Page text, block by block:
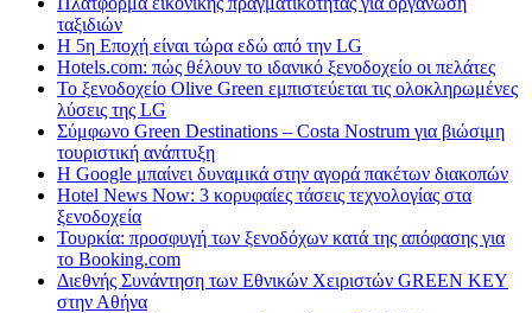
ταξιδιών
Η 5η Εποχή είναι τώρα εδώ από την LG
Hotels.com: πώς θέλουν το ιδανικό ξενοδοχείο οι πελάτες
To ξενοδοχείο Olive Green εμπιστεύεται τις ολοκληρωμένες
λύσεις της LG
Σύμφωνο Green Destinations – Costa Nostrum για βιώσιμη
τουριστική ανάπτυξη
H Google μπαίνει δυναμικά στην αγορά πακέτων διακοπών
Hotel News Now: 3 κορυφαίες τάσεις τεχνολογίας στα
ξενοδοχεία
Τουρκία: προσφυγή των ξενοδόχων κατά της απόφασης για
το Booking.com
Διεθνής Συνάντηση των Εθνικών Χειριστών GREEN KEY
στην Αθήνα